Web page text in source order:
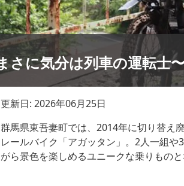
さに気分は列車の運転士
更新日: 2026年06月25日
群馬県東吾妻町では、2014年に切り替え
レールバイク「アガッタン」。2人一組
がら景色を楽しめるユニークな乗りもの